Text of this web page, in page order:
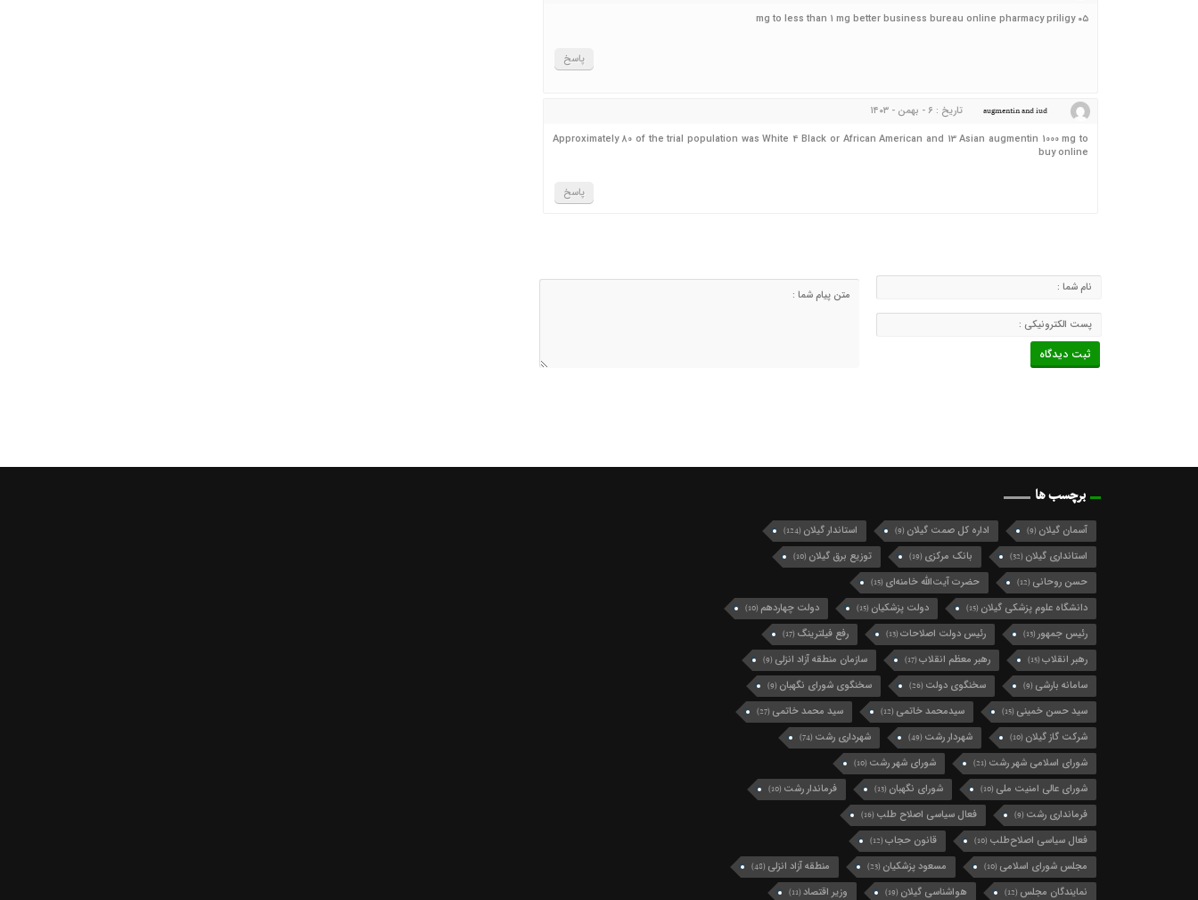
۰۵ mg to less than 1 mg better business bureau online pharmacy priligy
پاسخ
augmentin and iud
تاریخ : ۶ - بهمن - ۱۴۰۳
Approximately 80 of the trial population was White 4 Black or African American and 13 Asian augmentin 1000 mg to
buy online
پاسخ
برچسب ها
آسمان گیلان (9) اداره کل صمت گیلان (9) استاندار گیلان (124)
استانداری گیلان (32) بانک مرکزی (19) توزیع برق گیلان (10)
حسن روحانی (12) حضرت آیت‌الله خامنه‌ای (15)
دانشگاه علوم پزشکی گیلان (15) دولت پزشکیان (15) دولت چهاردهم (10)
رئیس جمهور(13) رئیس دولت اصلاحات(13) رفع فیلترینگ (17)
رهبر انقلاب(15) رهبر معظم انقلاب(17) سازمان منطقه آزاد انزلی (9)
سامانه بارشی (9) سخنگوی دولت (26) سخنگوی شورای نگهبان (9)
سید حسن خمینی (15) سیدمحمد خاتمی (12) سید محمد خاتمی (27)
شرکت گاز گیلان (10) شهردار رشت (49) شهرداری رشت (74)
شورای اسلامی شهر رشت (21) شورای شهر رشت (10)
شورای عالی امنیت ملی (10) شورای نگهبان (13) فرماندار رشت (10)
فرمانداری رشت (9) فعال سیاسی اصلاح طلب (16)
فعال سیاسی اصلاح‌طلب (10) قانون حجاب(12)
مجلس شورای اسلامی (10) مسعود پزشکیان (23) منطقه آزاد انزلی (48)
نمایندگان مجلس (12) هواشناسی گیلان (19) وزیر اقتصاد(11)